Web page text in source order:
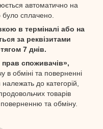
автоматично на
було сплачено.
в терміналі або на
за реквізитами
7 днів.
споживачів»,
в обміні та поверненні
до категорій,
товарів
та обміну.